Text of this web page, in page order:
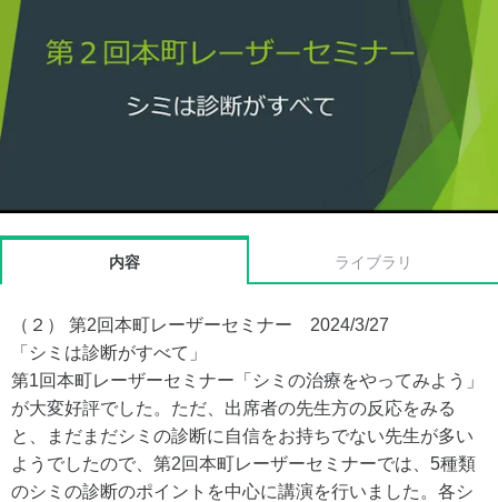
内容 ライブラリ
（２） 第2回本町レーザーセミナー 2024/3/27
「シミは診断がすべて」
第1回本町レーザーセミナー「シミの治療をやってみよう」
が大変好評でした。ただ、出席者の先生方の反応をみる
と、まだまだシミの診断に自信をお持ちでない先生が多い
ようでしたので、第2回本町レーザーセミナーでは、5種類
のシミの診断のポイントを中心に講演を行いました。各シ